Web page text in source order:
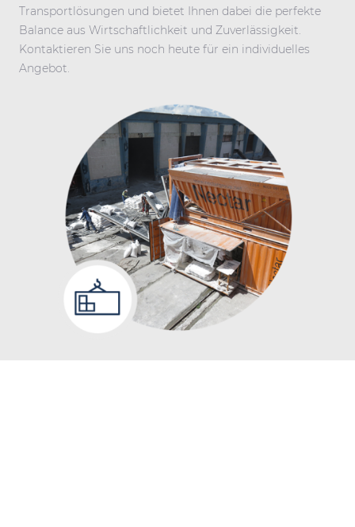
Transportlösungen und bietet Ihnen dabei die perfekte
Balance aus Wirtschaftlichkeit und Zuverlässigkeit.
Kontaktieren Sie uns noch heute für ein individuelles
Angebot.